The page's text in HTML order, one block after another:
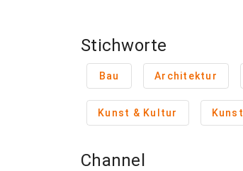
Stichworte
Bau Architektur
Kunst & Kultur Kunst
Channel